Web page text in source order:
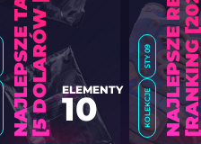
STY 09
KOLEKCJE
6
] ELEMENTY
10